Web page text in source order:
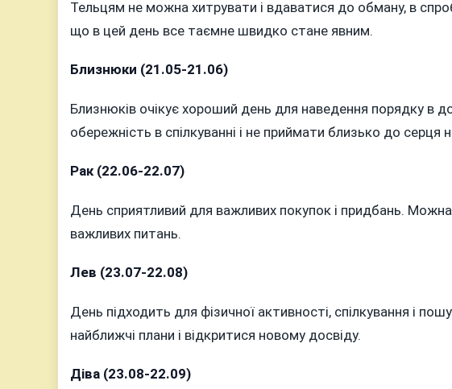
Тельцям не можна хитрувати і вдаватися до обману, в
що в цей день все таємне швидко стане явним.
Близнюки (21.05-21.06)
Близнюків очікує хороший день для наведення порядку в
обережність в спілкуванні і не приймати близько до серця
Рак (22.06-22.07)
День сприятливий для важливих покупок і придбань. Можна
важливих питань.
Лев (23.07-22.08)
День підходить для фізичної активності, спілкування і
найближчі плани і відкритися новому досвіду.
Діва (23.08-22.09)